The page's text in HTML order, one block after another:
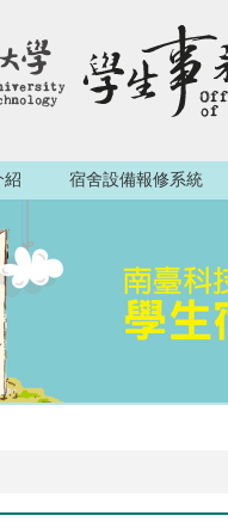
紹 宿舍設備報修系統